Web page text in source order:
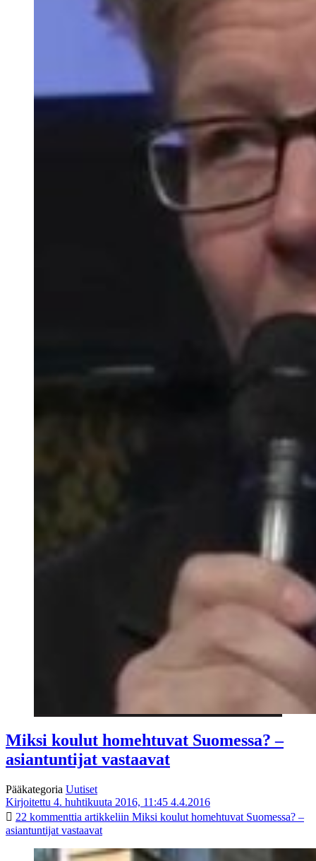
Miksi koulut homehtuvat Suomessa? –
asiantuntijat vastaavat
Pääkategoria Uutiset
Kirjoitettu 4. huhtikuuta 2016, 11:45 4.4.2016
22 kommenttia artikkeliin Miksi koulut homehtuvat Suomessa? –
asiantuntijat vastaavat